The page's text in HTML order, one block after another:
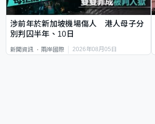
涉前年於新加坡機場傷人 港人母子分
別判囚半年、10日
新聞資訊 兩岸國際 2026年08月05日